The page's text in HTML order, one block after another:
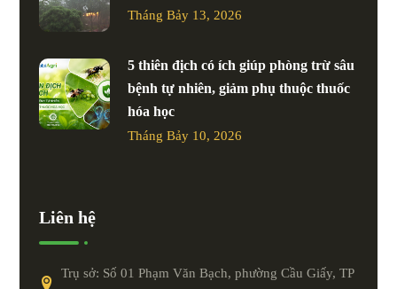
Tháng Bảy 13, 2026
5 thiên địch có ích giúp phòng trừ sâu
bệnh tự nhiên, giảm phụ thuộc thuốc
hóa học
Tháng Bảy 10, 2026
Liên hệ
Trụ sở: Số 01 Phạm Văn Bạch, phường Cầu Giấy, TP